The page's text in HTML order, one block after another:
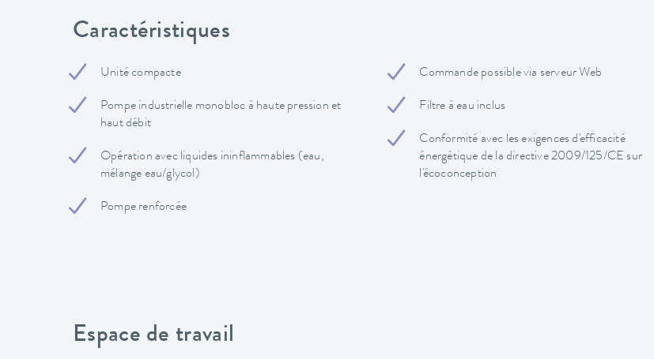
Caractéristiques
Unité compacte
Pompe industrielle monobloc à haute pression et
haut débit
Opération avec liquides ininflammables (eau,
mélange eau/glycol)
Pompe renforcée
Commande possible via serveur Web
Filtre à eau inclus
Conformité avec les exigences d'efficacité
énergétique de la directive 2009/125/CE sur
l'écoconception
Espace de travail